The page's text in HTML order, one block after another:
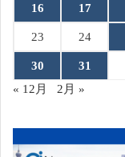
16 17
23 24
30
31
« 12月
2月 »